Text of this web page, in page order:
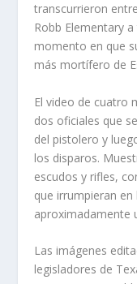
transcurrieron
Robb Elementary
momento en que
más mortífero de
El video de cuatro
dos oficiales que
del pistolero y
los disparos.
escudos y rifles,
que irrumpieran
aproximadamente
Las imágenes
legisladores de